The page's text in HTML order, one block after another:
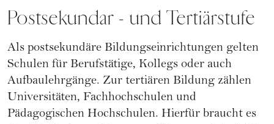
Postsekundar - und Tertiärstufe
Als postsekundäre Bildungseinrichtungen gelten
Schulen für Berufstätige, Kollegs oder auch
Aufbaulehrgänge. Zur tertiären Bildung zählen
Universitäten, Fachhochschulen und
Pädagogischen Hochschulen. Hierfür braucht es